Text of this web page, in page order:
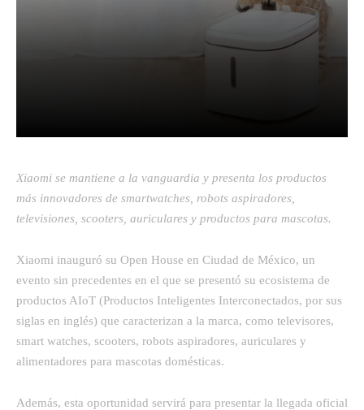
Xiaomi se mantiene a la vanguardia y presenta los productos
más innovadores de smartwatches, robots aspiradores,
televisiones, scooters, auriculares y productos para mascotas.
Xiaomi inauguró su Open House en Ciudad de México, un
evento sin precedentes en el que se presentó su ecosistema de
productos AIoT (Productos Inteligentes Interconectados, por sus
siglas en inglés) que caracterizan a la marca, como televisores,
smart watches, scooters, robots aspiradores, auriculares y
alimentadores para mascotas domésticas.
Además, esta oportunidad servirá para presentar la llegada oficial